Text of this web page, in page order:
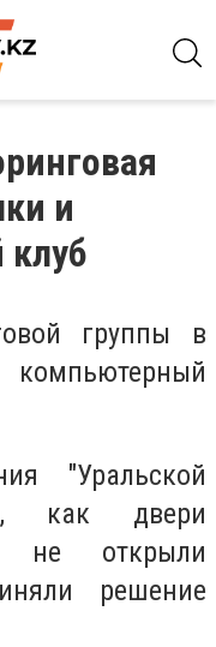
и
клуб
группы в
"Уральской
как двери
не открыли
решение